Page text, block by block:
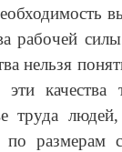
рабочей
нельзя
труда
по размерам